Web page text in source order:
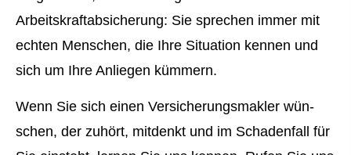
Arbeitskraftabsicherung: Sie sprechen immer mit
echten Menschen, die Ihre Situation kennen und
sich um Ihre Anliegen kümmern.
Wenn Sie sich einen Ver­sicherungs­makler wün­
schen, der zuhört, mitdenkt und im Schadenfall für